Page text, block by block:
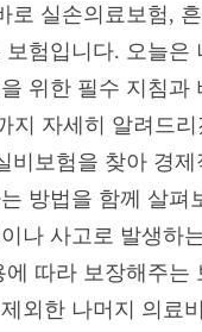
로 실손의료보험,
보험입니다. 오늘은
위한 필수 지침과
지 자세히 알려드
비보험을 찾아 경제
방법을 함께 살펴
나 사고로 발생하
따라 보장해주는
외한 나머지 의료